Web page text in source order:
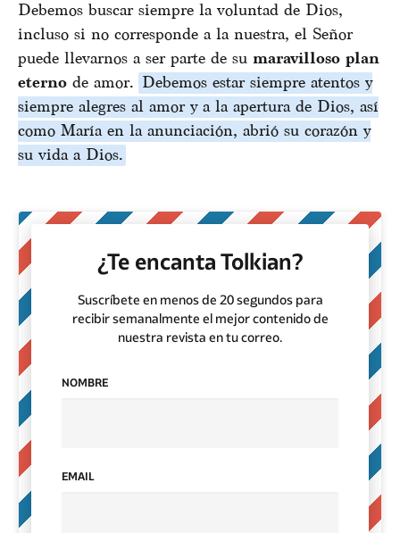
Debemos buscar siempre la voluntad de Dios,
incluso si no corresponde a la nuestra, el Señor
puede llevarnos a ser parte de su maravilloso plan
eterno de amor. Debemos estar siempre atentos y
siempre alegres al amor y a la apertura de Dios, así
como María en la anunciación, abrió su corazón y
su vida a Dios.
¿Te encanta Tolkian?
Suscríbete en menos de 20 segundos para
recibir semanalmente el mejor contenido de
nuestra revista en tu correo.
NOMBRE
EMAIL